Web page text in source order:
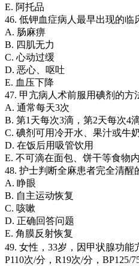
E. 阿托品
46. 低钾血症病人最早出现的临
A. 肠麻痹
B. 四肌无力
C. 心动过缓
D. 恶心、呕吐
E. 血压下降
47. 甲亢病人术前服用碘剂的方
A. 通常每天3次
B. 第1天每次3滴，第2天每次4
C. 碘剂可用冷开水、果汁或牛
D. 在饭后用吸管饮用
E. 不可滴在面包、饼干等食物
48. 护士判断全麻患者完全清醒
A. 睁眼
B. 自主运动恢复
C. 咳嗽
D. 正确回答问题
E. 角膜反射恢复
49. 女性，33岁，因甲状腺功能
P110次/分，R19次/分，BP125/